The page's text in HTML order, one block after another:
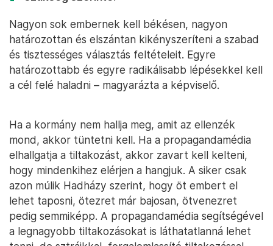
Nagyon sok embernek kell békésen, nagyon
határozottan és elszántan kikényszeríteni a szabad
és tisztességes választás feltételeit. Egyre
határozottabb és egyre radikálisabb lépésekkel kell
a cél felé haladni – magyarázta a képviselő.
Ha a kormány nem hallja meg, amit az ellenzék
mond, akkor tüntetni kell. Ha a propagandamédia
elhallgatja a tiltakozást, akkor zavart kell kelteni,
hogy mindenkihez elérjen a hangjuk. A siker csak
azon múlik Hadházy szerint, hogy öt embert el
lehet taposni, ötezret már bajosan, ötvenezret
pedig semmiképp. A propagandamédia segítségével
a legnagyobb tiltakozásokat is láthatatlanná lehet